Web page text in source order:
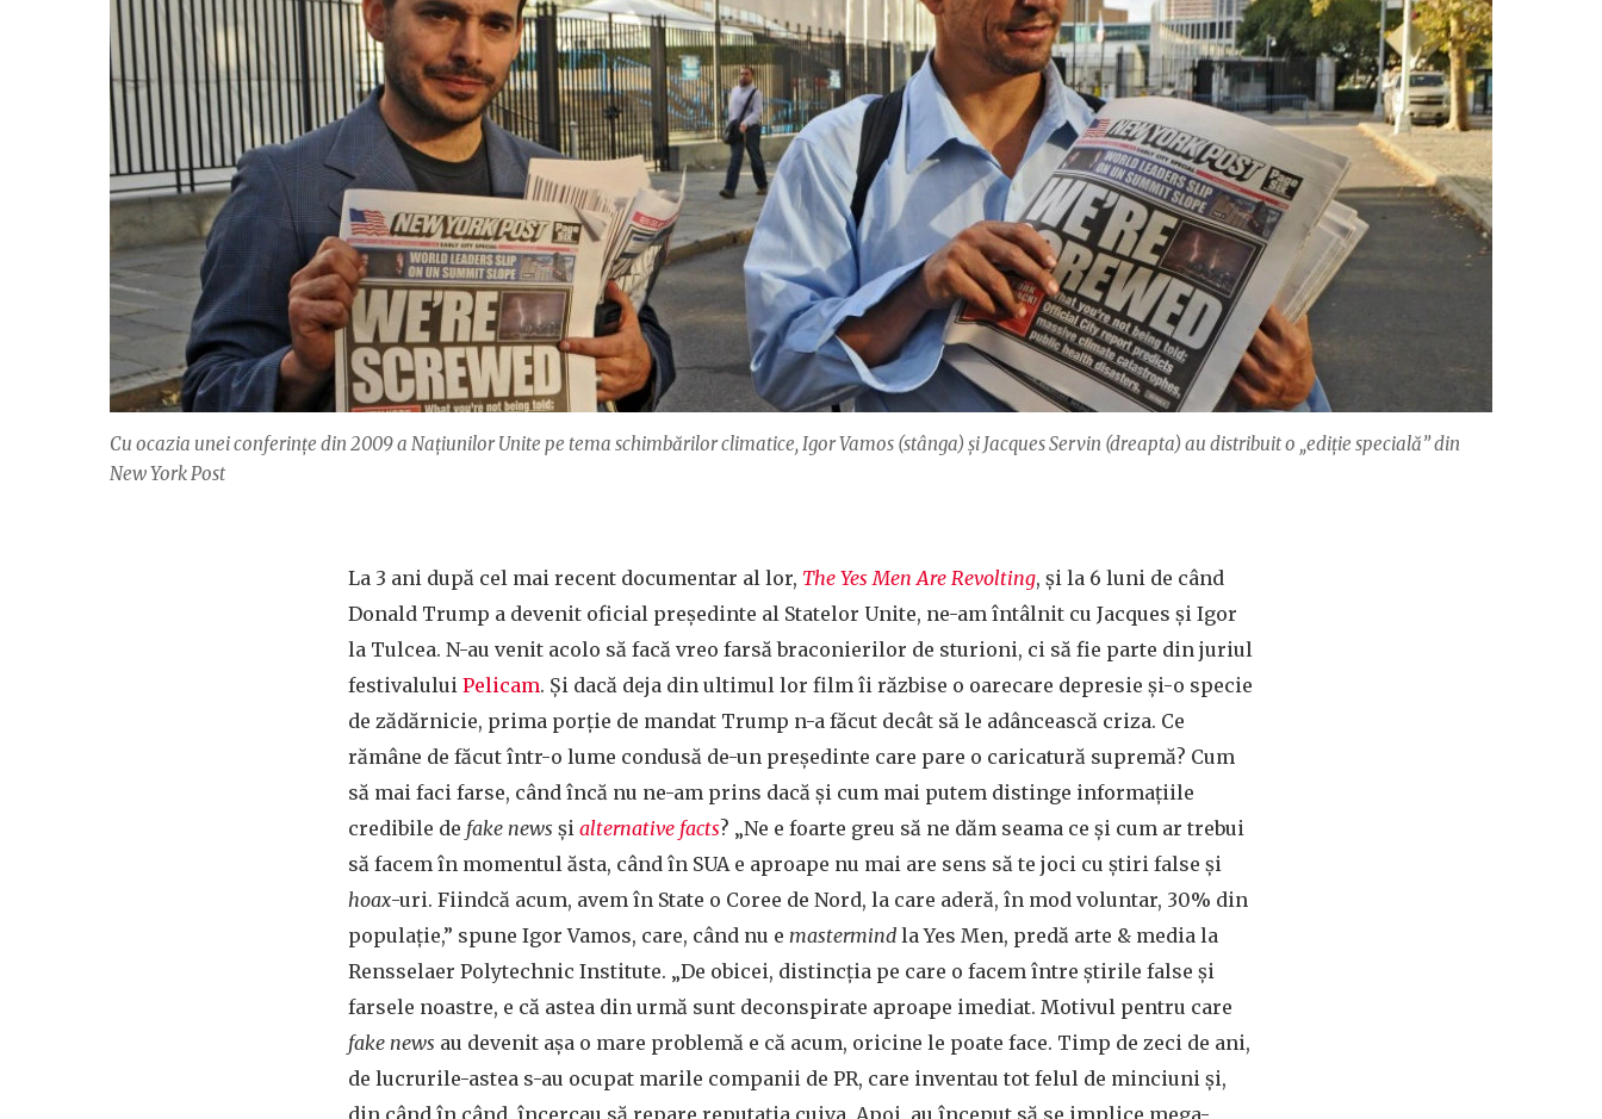
Cu ocazia unei conferințe din 2009 a Națiunilor Unite pe tema schimbărilor climatice, Igor Vamos (stânga) și Jacques Servin (dreapta) au distribuit o „ediție specială” din
New York Post
La 3 ani după cel mai recent documentar al lor, The Yes Men Are Revolting, și la 6 luni de când
Donald Trump a devenit oficial președinte al Statelor Unite, ne-am întâlnit cu Jacques și Igor
la Tulcea. N-au venit acolo să facă vreo farsă braconierilor de sturioni, ci să fie parte din juriul
festivalului Pelicam. Și dacă deja din ultimul lor film îi răzbise o oarecare depresie și-o specie
de zădărnicie, prima porție de mandat Trump n-a făcut decât să le adâncească criza. Ce
rămâne de făcut într-o lume condusă de-un președinte care pare o caricatură supremă? Cum
să mai faci farse, când încă nu ne-am prins dacă și cum mai putem distinge informațiile
credibile de fake news și alternative facts? „Ne e foarte greu să ne dăm seama ce și cum ar trebui
să facem în momentul ăsta, când în SUA e aproape nu mai are sens să te joci cu știri false și
hoax-uri. Fiindcă acum, avem în State o Coree de Nord, la care aderă, în mod voluntar, 30% din
populație,” spune Igor Vamos, care, când nu e mastermind la Yes Men, predă arte & media la
Rensselaer Polytechnic Institute. „De obicei, distincția pe care o facem între știrile false și
farsele noastre, e că astea din urmă sunt deconspirate aproape imediat. Motivul pentru care
fake news au devenit așa o mare problemă e că acum, oricine le poate face. Timp de zeci de ani,
de lucrurile-astea s-au ocupat marile companii de PR, care inventau tot felul de minciuni și,
din când în când, încercau să repare reputația cuiva. Apoi, au început să se implice mega-